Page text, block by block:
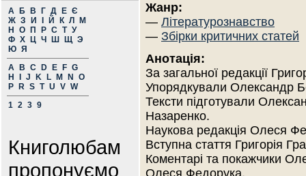
А Б В Г Д Е Є
Ж З И Й К Л
М
Н
О П Р С Т У
Ф Х Ц Ч Ш Щ Э
Ю Я
A
B C D E F G
H
J K L M N
O
P
R S T U V W
1 2 3 9
Книголюбам
пропонуємо
Жанр:
— Літературознавство
— Збірки критичних статей
Анотація:
За загальної редакції
Упорядкували Олександр
Тексти підготували
Назаренко.
Наукова редакція Олеся
Вступна стаття Григорія
Коментарі та покажчики
Олеся Федорука.